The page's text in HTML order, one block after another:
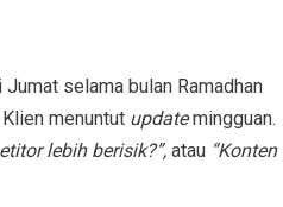
selama bulan Ramadhan
menuntut updatemingguan.
lebih berisik?”, atau “Konten